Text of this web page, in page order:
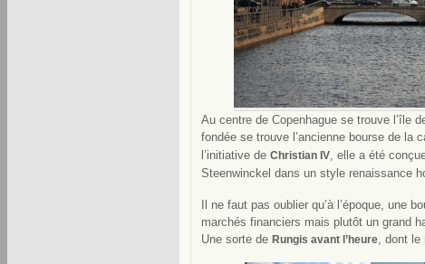
Au centre de Copenhague se trouve l’île
fondée se trouve l’ancienne bourse de la
l’initiative de Christian IV, elle a été
Steenwinckel dans un style renaissance
Il ne faut pas oublier qu’à l’époque, une
marchés financiers mais plutôt un grand
Une sorte de Rungis avant l’heure, dont le